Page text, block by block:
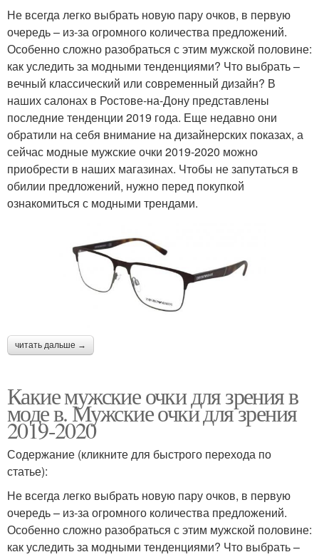
Не всегда легко выбрать новую пару очков, в первую
очередь – из-за огромного количества предложений.
Особенно сложно разобраться с этим мужской половине:
как уследить за модными тенденциями? Что выбрать –
вечный классический или современный дизайн? В
наших салонах в Ростове-на-Дону представлены
последние тенденции 2019 года. Еще недавно они
обратили на себя внимание на дизайнерских показах, а
сейчас модные мужские очки 2019-2020 можно
приобрести в наших магазинах. Чтобы не запутаться в
обилии предложений, нужно перед покупкой
ознакомиться с модными трендами.
читать дальше →
Какие мужские очки для зрения в
моде в. Мужские очки для зрения
2019-2020
Содержание (кликните для быстрого перехода по
статье):
Не всегда легко выбрать новую пару очков, в первую
очередь – из-за огромного количества предложений.
Особенно сложно разобраться с этим мужской половине:
как уследить за модными тенденциями? Что выбрать –